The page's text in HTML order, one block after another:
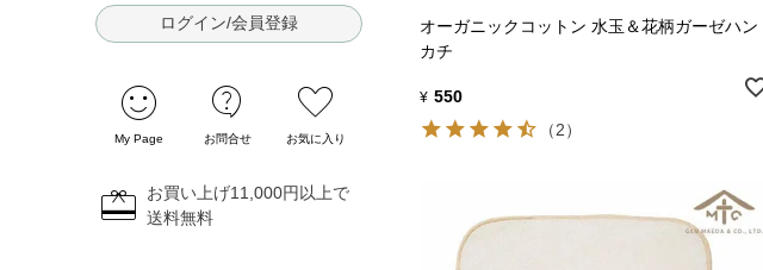
ログイン/会員登録
sentiment_satisfied
My Page
contact_support
お問合せ
favorite
お気に入り
redeem
お買い上げ11,000円以上で
送料無料
オーガニックコットン 水玉＆花柄ガーゼハン
カチ
¥ 550
（2）